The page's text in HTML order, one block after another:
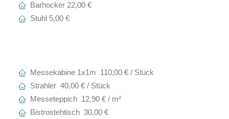
Barhocker 22,00 €
Stuhl 5,00 €
Messekabine 1x1m 110,00 € / Stück
Strahler 40,00 € / Stück
Messeteppich 12,90 € / m²
Bistrostehtisch 30,00 €